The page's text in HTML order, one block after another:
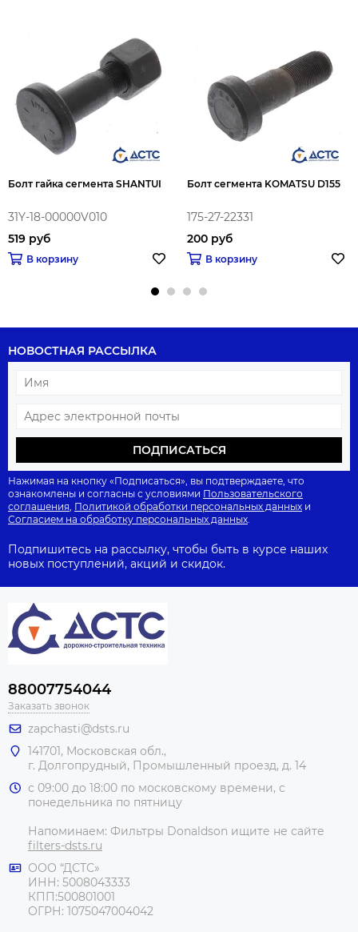
Болт гайка сегмента SHANTUI
31Y-18-00000V010
519 руб
В корзину
Болт сегмента KOMATSU D155
175-27-22331
200 руб
В корзину
НОВОСТНАЯ РАССЫЛКА
ПОДПИСАТЬСЯ
Нажимая на кнопку «Подписаться», вы подтверждаете, что
ознакомлены и согласны с условиями Пользовательского
соглашения Политикой обработки персональных данных и
Согласием на обработку персональных данных
Подпишитесь на рассылку, чтобы быть в курсе наших
новых поступлений, акций и скидок.
88007754044
Заказать звонок
zapchasti@dsts.ru
141701, Московская обл.,
г. Долгопрудный, Промышленный проезд, д. 14
с 09:00 до 18:00 по московскому времени, с
понедельника по пятницу
Напоминаем: Фильтры Donaldson ищите не сайте
filters-dsts.ru
ООО “ДСТС»
ИНН: 5008043333
КПП:500801001
ОГРН: 1075047004042